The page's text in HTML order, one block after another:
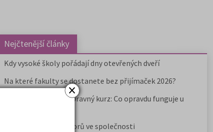
×
Nejčtenější články
Kdy vysoké školy pořádají dny otevřených dveří
Na které fakulty se dostanete bez přijímaček 2026?
Samostudium vs. přípravný kurz: Co opravdu funguje u
Prestiž a vnímání oborů ve společnosti